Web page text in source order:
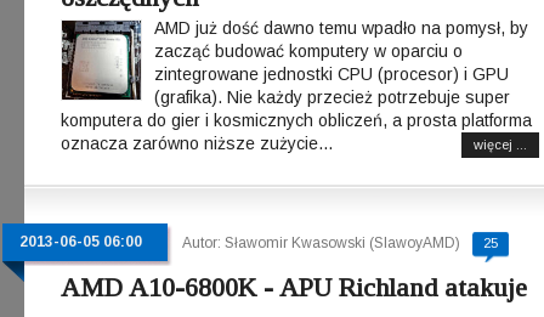
AMD już dość dawno temu wpadło na pomysł, by
zacząć budować komputery w oparciu o
zintegrowane jednostki CPU (procesor) i GPU
(grafika). Nie każdy przecież potrzebuje super
komputera do gier i kosmicznych obliczeń, a prosta platforma
oznacza zarówno niższe zużycie...
więcej ...
2013-06-05 06:00 Autor: Sławomir Kwasowski (SlawoyAMD) 25
AMD A10-6800K - APU Richland atakuje